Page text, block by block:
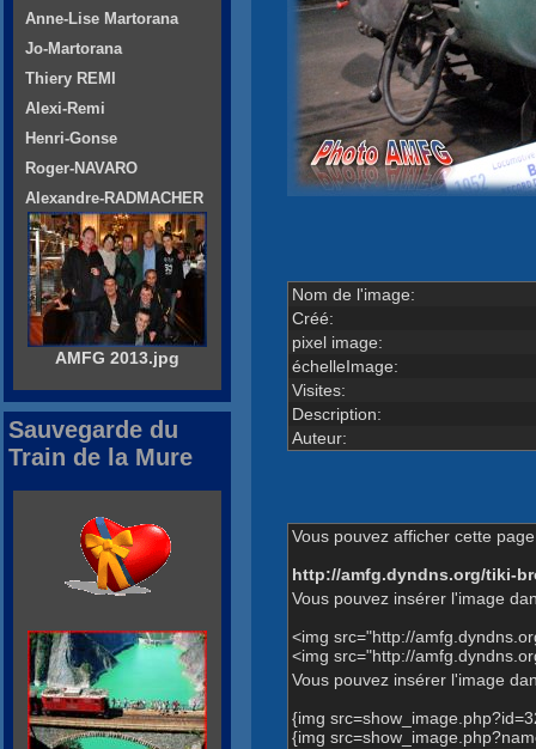
Nom de l'image:
Créé:
pixel image:
échelleImage:
Visites:
Description:
Auteur:
Vous pouvez afficher cette
http://amfg.dyndns.org/tiki-
Vous pouvez insérer l'image
<img src="http://
<img src="http://
Vous pouvez insérer l'image
{img
{img
Anne-Lise Martorana
Jo-Martorana
Thiery REMI
Alexi-Remi
Henri-Gonse
Roger-NAVARO
Alexandre-RADMACHER
AMFG 2013.jpg
Sauvegarde du
Train de la Mure